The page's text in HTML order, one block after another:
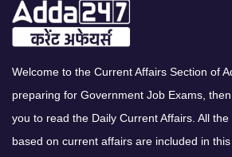
Welcome to the Current Affairs Section of
preparing for Government Job Exams,
you to read the Daily Current Affairs. All
based on current affairs are included in